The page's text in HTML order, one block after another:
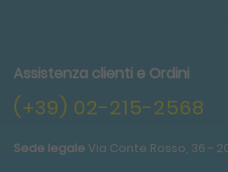
Assistenza clienti e Ordini
(+39) 02-215-2568
Sede legale Via Conte Rosso, 36 -